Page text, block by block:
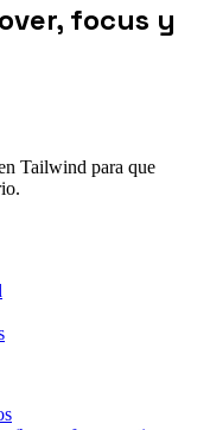
focus y
Tailwind para que